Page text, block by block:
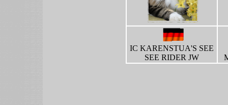
IC KARENSTUA'S SEE
SEE RIDER JW